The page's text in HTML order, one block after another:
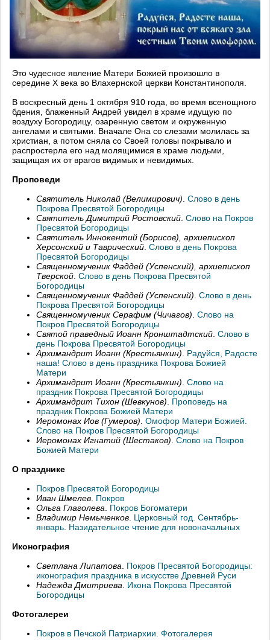
Это чудесное явление Матери Божией произошло в
середине Х века во Влахернской церкви Константинополя.
В воскресный день 1 октября 910 года, во время всенощного
бдения, блаженный Андрей увидел в храме идущую по
воздуху Богородицу, озаренную светом и окруженную
ангелами и святыми. Вначале Она со слезами молилась за
христиан, а потом сняла со Своей головы покрывало и
распростерла его над молящимися в храме людьми,
защищая их от врагов видимых и невидимых.
Проповеди
Святитель Николай (Велимирович) Слово в день
Покрова Пресвятой Богородицы
Святитель Димитрий Ростовский Слово на Покров
Пресвятой Богородицы
Святитель Иннокентий (Борисов), архиепископ
Херсонский и Таврический Слово в день Покрова
Пресвятой Богородицы
Священномученик Фаддей (Успенский), архиепископ
Тверской Слово в день Покрова Пресвятой
Богородицы
Священномученик Фаддей (Успенский) Слово в день
Покрова Пресвятой Богородицы
Священномученик Серафим (Чичагов) Слово на
Покров Пресвятой Богородицы
Святой праведный Иоанн Кронштадтский Слово в
день Покрова Пресвятой Богородицы
Архимандрит Иоанн (Крестьянкин)
Радуйся, Радосте
наша! Слово в день праздника Покрова Божией
Матери
Архимандрит Иоанн (Крестьянкин) Слово на
праздник Покрова Пресвятой Богородицы
Архимандрит Тихон (Шевкунов)
Проповедь на
праздник Покрова Божией Матери
Иеромонах Иов (Гумеров) Омофор Матери Божией.
Слово на Покров Пресвятой Богородицы
Иеромонах Игнатий (Шестаков) Слово на Покров
Божией Матери
О празднике
Покров Пресвятой Богородицы
Иван Шмелев Покров
Ольга Глаголева
Покров Богоматери
Владимир Немыченков Церковный год. Сентябрь-
январь Назидательное чтение для новоначальных
Иконография
Светлана Липатова
Покров Пресвятой Богородицы:
иконография праздника в искусстве Древней Руси
Надежда Дмитриева
Икона Покрова Пресвятой
Богородицы
Фотогалереи
Покров в Печской Патриархии Фотогалерея